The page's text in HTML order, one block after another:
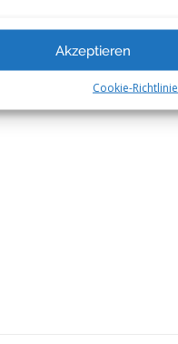
Akzeptieren
Cookie-Richtlinie